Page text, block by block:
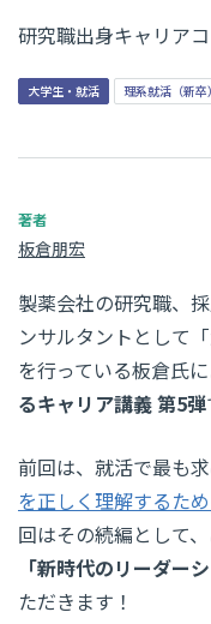
研究職出身キャリア
大学生・就活 理系就活（新卒）
板倉朋宏
製薬会社の研究職、
ンサルタントとして
を行っている板倉氏に
るキャリア講義 第5弾
前回は、就活で最も
を正しく理解するた
回はその続編として、
「新時代のリーダーシ
ただきます！